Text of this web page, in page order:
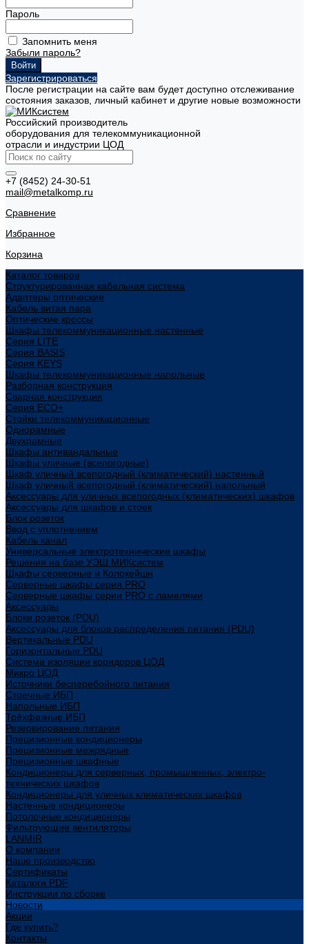
Пароль
Запомнить меня
Забыли пароль?
Зарегистрироваться
После регистрации на сайте вам будет доступно отслеживание
состояния заказов, личный кабинет и другие новые возможности
Российский производитель
оборудования для телекоммуникационной
отрасли и индустрии ЦОД
+7 (8452) 24-30-51
mail@metalkomp.ru
Сравнение
Избранное
Корзина
Каталог товаров
Структурированная кабельная система
Адаптеры оптические
Кабель витая пара
Оптические кроссы
Шкафы телекоммуникационные настенные
Cерия LITE
Cерия BASIS
Cерия KEYS
Шкафы телекоммуникационные напольные
Разборная конструкция
Сварная конструкция
Серия ECO+
Стойки телекоммуникационные
Однорамные
Двухрамные
Шкафы антивандальные
Шкафы уличные (всепогодные)
Шкаф уличный всепогодный (климатический) настенный
Шкаф уличный всепогодный (климатический) напольный
Аксессуары для уличных всепогодных (климатических) шкафов
Аксессуары для шкафов и стоек
Блок розеток
Ввод с уплотнением
Кабель канал
Универсальные электротехнические шкафы
Решения на базе УЭШ МИКсистем
Шкафы серверные и Колокейшн
Серверные шкафы серия PRO
Серверные шкафы серии PRO с ламелями
Аксессуары
Блоки розеток (PDU)
Аксессуары для блоков распределения питания (PDU)
Вертикальные PDU
Горизонтальные PDU
Система изоляции коридоров ЦОД
Микро ЦОД
Источники бесперебойного питания
Стоечные ИБП
Напольные ИБП
Трёхфазные ИБП
Резервирование питания
Прецизионные кондиционеры
Прецизионные межрядные
Прецизионные шкафные
Кондиционеры для серверных, промышленных, электро-
технических шкафов
Кондиционеры для уличных климатических шкафов
Настенные кондиционеры
Потолочные кондиционеры
Фильтрующие вентиляторы
LANMIR
О компании
Наше производство
Сертификаты
Каталоги PDF
Инструкции по сборке
Новости
Акции
Где купить?
Контакты